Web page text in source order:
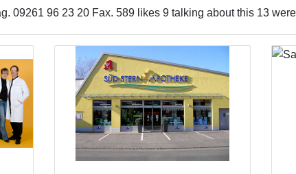
09261 96 23 20 Fax. 589 likes 9 talking about this 13